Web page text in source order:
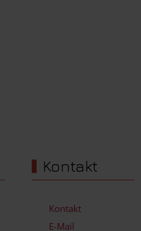
Kontakt
Kontakt
E-Mail